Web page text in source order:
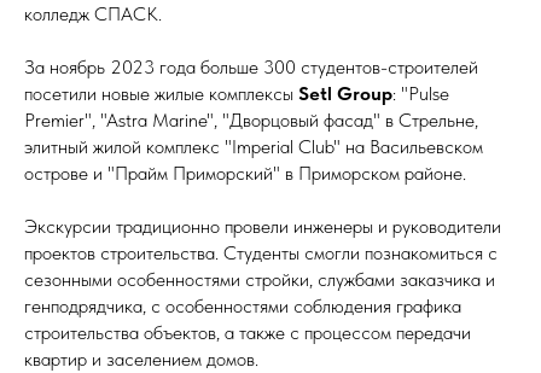
колледж СПАСК.
За ноябрь 2023 года больше 300 студентов-строителей
посетили новые жилые комплексы Setl Group: "Pulse
Premier", "Astra Marine", "Дворцовый фасад" в Стрельне,
элитный жилой комплекс "Imperial Club" на Васильевском
острове и "Прайм Приморский" в Приморском районе.
Экскурсии традиционно провели инженеры и руководители
проектов строительства. Студенты смогли познакомиться с
сезонными особенностями стройки, службами заказчика и
генподрядчика, с особенностями соблюдения графика
строительства объектов, а также с процессом передачи
квартир и заселением домов.